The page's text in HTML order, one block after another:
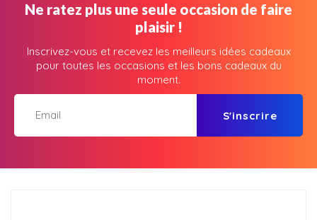
Ne ratez plus une seule occasion de faire
plaisir !
Inscrivez-vous et recevez les meilleurs idées cadeaux
pour toutes les occasions et les bons cadeaux du
moment.
S'inscrire